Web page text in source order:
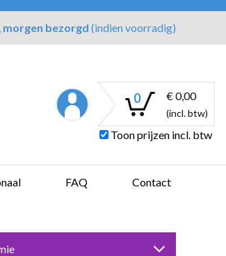
morgen bezorgd (indien voorradig)
0 € 0,00
(incl. btw)
Toon prijzen incl. btw
FAQ Contact